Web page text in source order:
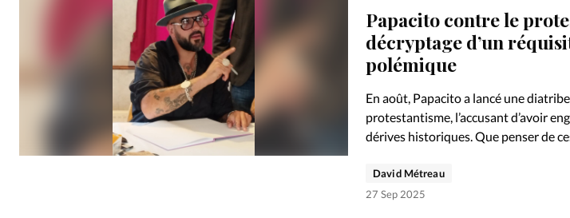
Papacito contre le
décryptage d’un
polémique
En août, Papacito a lancé une
protestantisme, l’accusant d’avoir
dérives historiques. Que penser de
David Métreau
27 Sep 2025